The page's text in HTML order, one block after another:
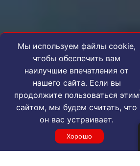
Мы используем файлы cookie,
чтобы обеспечить вам
наилучшие впечатления от
нашего сайта. Если вы
продолжите пользоваться этим
сайтом, мы будем считать, что
он вас устраивает.
Хорошо